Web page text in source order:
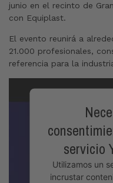
junio en el recinto de
con Equiplast.
El evento reunirá a
21.000 profesionales,
referencia para la
servicio
Utilizamos un
incrustar